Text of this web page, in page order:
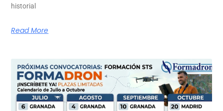
historial
Read More